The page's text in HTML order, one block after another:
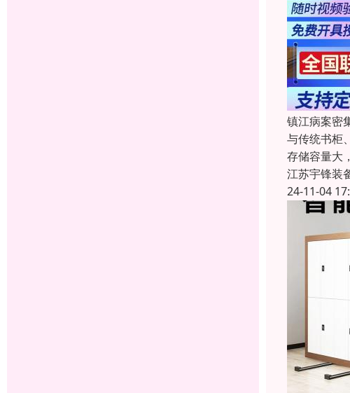
镇江病案密
与传统书柜
存储容量大
江苏宇锋装
24-11-04